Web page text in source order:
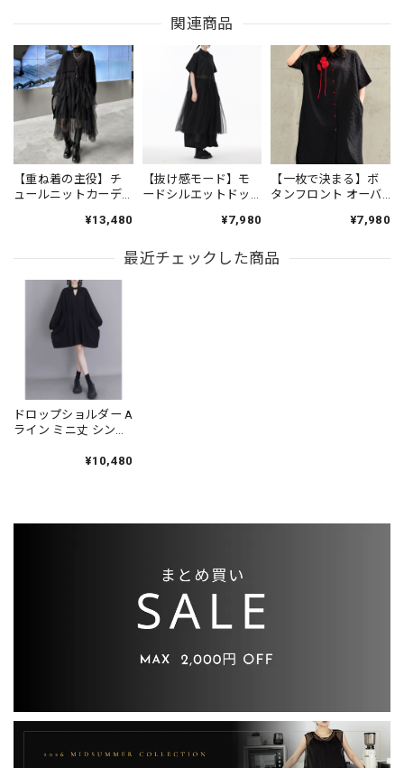
関連商品
【重ね着の主役】チ
ュールニットカーデ
¥13,480
【抜け感モード】モ
ードシルエットドッ
¥7,980
【一枚で決まる】ボ
タンフロント オーバ
ワンピース 1color¥7,980
最近チェックした商品
ドロップショルダー A
ライン ミニ丈 シンプ
¥10,480